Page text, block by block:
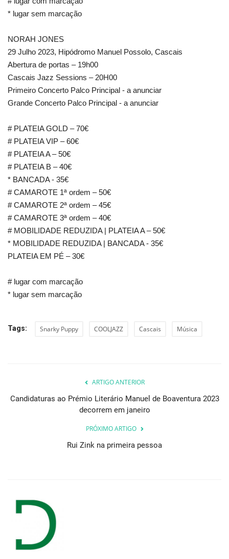
* lugar sem marcação
NORAH JONES
29 Julho 2023, Hipódromo Manuel Possolo, Cascais
Abertura de portas – 19h00
Cascais Jazz Sessions – 20H00
Primeiro Concerto Palco Principal - a anunciar
Grande Concerto Palco Principal - a anunciar
# PLATEIA GOLD – 70€
# PLATEIA VIP – 60€
# PLATEIA A – 50€
# PLATEIA B – 40€
* BANCADA - 35€
# CAMAROTE 1ª ordem – 50€
# CAMAROTE 2ª ordem – 45€
# CAMAROTE 3ª ordem – 40€
# MOBILIDADE REDUZIDA | PLATEIA A – 50€
* MOBILIDADE REDUZIDA | BANCADA - 35€
PLATEIA EM PÉ – 30€
# lugar com marcação
* lugar sem marcação
Tags: Snarky Puppy COOLJAZZ Cascais Música
ARTIGO ANTERIOR
Candidaturas ao Prémio Literário Manuel de Boaventura 2023
decorrem em janeiro
PRÓXIMO ARTIGO
Rui Zink na primeira pessoa